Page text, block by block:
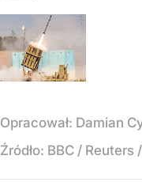
Opracował: Damian
Źródło: BBC / Reuters